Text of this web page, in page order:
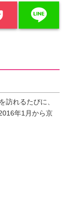
line
訪れるたびに、
年1月から京